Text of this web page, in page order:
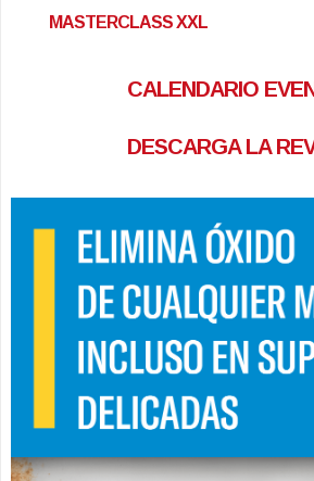
MASTERCLASS XXL
CALENDARIO
DESCARGA LA